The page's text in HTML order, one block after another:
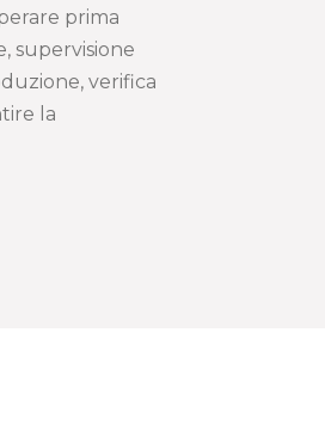
prima
supervisione
verifica
la